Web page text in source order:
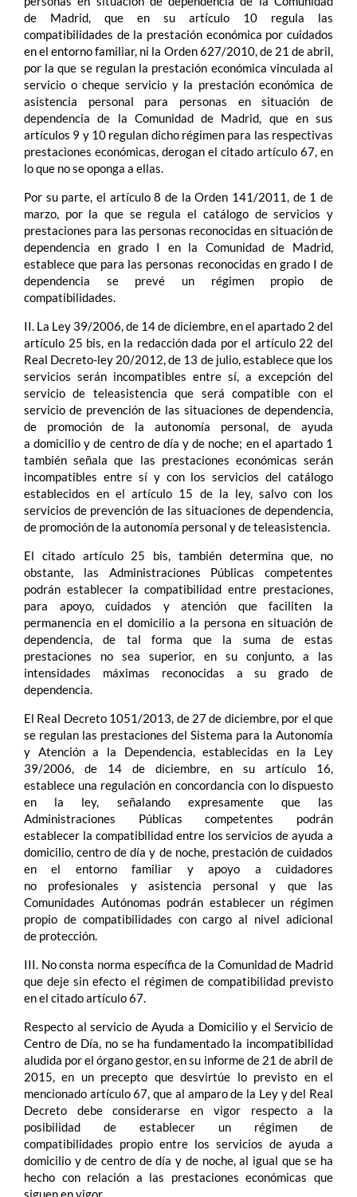
de Madrid, que en su artículo 10 regula las
compatibilidades de la prestación económica por cuidados
en el entorno familiar, ni la Orden 627/2010, de 21 de abril,
por la que se regulan la prestación económica vinculada al
servicio o cheque servicio y la prestación económica de
asistencia personal para personas en situación de
dependencia de la Comunidad de Madrid, que en sus
artículos 9 y 10 regulan dicho régimen para las respectivas
prestaciones económicas, derogan el citado artículo 67, en
lo que no se oponga a ellas.
Por su parte, el artículo 8 de la Orden 141/2011, de 1 de
marzo, por la que se regula el catálogo de servicios y
prestaciones para las personas reconocidas en situación de
dependencia en grado I en la Comunidad de Madrid,
establece que para las personas reconocidas en grado I de
dependencia se prevé un régimen propio de
compatibilidades.
II. La Ley 39/2006, de 14 de diciembre, en el apartado 2 del
artículo 25 bis, en la redacción dada por el artículo 22 del
Real Decreto-ley 20/2012, de 13 de julio, establece que los
servicios serán incompatibles entre sí, a excepción del
servicio de teleasistencia que será compatible con el
servicio de prevención de las situaciones de dependencia,
de promoción de la autonomía personal, de ayuda
a domicilio y de centro de día y de noche; en el apartado 1
también señala que las prestaciones económicas serán
incompatibles entre sí y con los servicios del catálogo
establecidos en el artículo 15 de la ley, salvo con los
servicios de prevención de las situaciones de dependencia,
de promoción de la autonomía personal y de teleasistencia.
El citado artículo 25 bis, también determina que, no
obstante, las Administraciones Públicas competentes
podrán establecer la compatibilidad entre prestaciones,
para apoyo, cuidados y atención que faciliten la
permanencia en el domicilio a la persona en situación de
dependencia, de tal forma que la suma de estas
prestaciones no sea superior, en su conjunto, a las
intensidades máximas reconocidas a su grado de
dependencia.
El Real Decreto 1051/2013, de 27 de diciembre, por el que
se regulan las prestaciones del Sistema para la Autonomía
y Atención a la Dependencia, establecidas en la Ley
39/2006, de 14 de diciembre, en su artículo 16,
establece una regulación en concordancia con lo dispuesto
en la ley, señalando expresamente que las
Administraciones Públicas competentes podrán
establecer la compatibilidad entre los servicios de ayuda a
domicilio, centro de día y de noche, prestación de cuidados
en el entorno familiar y apoyo a cuidadores
no profesionales y asistencia personal y que las
Comunidades Autónomas podrán establecer un régimen
propio de compatibilidades con cargo al nivel adicional
de protección.
III. No consta norma específica de la Comunidad de Madrid
que deje sin efecto el régimen de compatibilidad previsto
en el citado artículo 67.
Respecto al servicio de Ayuda a Domicilio y el Servicio de
Centro de Día, no se ha fundamentado la incompatibilidad
aludida por el órgano gestor, en su informe de 21 de abril de
2015, en un precepto que desvirtúe lo previsto en el
mencionado artículo 67, que al amparo de la Ley y del Real
Decreto debe considerarse en vigor respecto a la
posibilidad de establecer un régimen de
compatibilidades propio entre los servicios de ayuda a
domicilio y de centro de día y de noche, al igual que se ha
hecho con relación a las prestaciones económicas que
siguen en vigor.